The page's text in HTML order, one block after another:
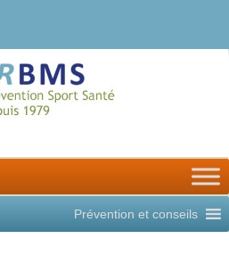
Prévention et conseils